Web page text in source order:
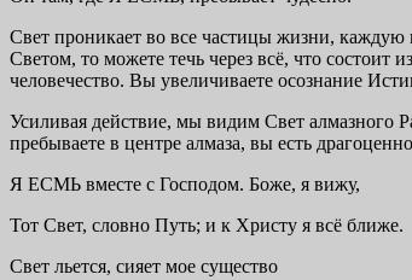
Свет проникает во все частицы жизни, каждую
Светом, то можете течь через всё, что
человечество. Вы увеличиваете осознание
Усиливая действие, мы видим Свет алмазного
пребываете в центре алмаза, вы есть
Я ЕСМЬ вместе с Господом. Боже, я вижу,
Тот Свет, словно Путь; и к Христу я всё ближе.
Свет льется, сияет мое существо